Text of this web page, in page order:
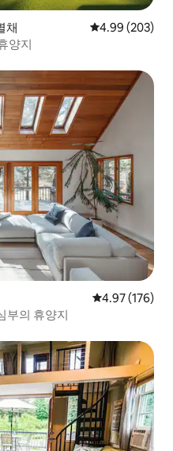
채 평점 4.99점(5
4.99 (203)
양지
평점 4.97점(5
4.97 (176)
부의 휴양지